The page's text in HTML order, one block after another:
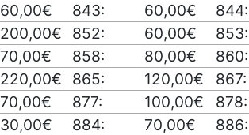
60,00€ 843: 60,00€ 844:
200,00€ 852: 60,00€ 853:
70,00€ 858: 80,00€ 860:
220,00€ 865: 120,00€ 867:
70,00€ 877: 100,00€ 878:
30,00€ 884: 70,00€ 886: